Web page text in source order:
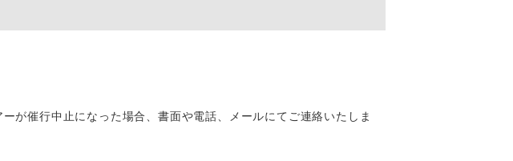
が催行中止になった場合、書面や電話、メールにてご連絡いたしま
ガイドさんの説明をじっくり聞くこと
人型プランです。